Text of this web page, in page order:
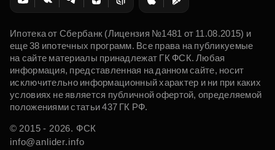
Ипотека от Сбербанк (Лицензия №1481 от 11.08.2015) и
еще 38 ипотечных программ. Все права на публикуемые
на сайте материалы принадлежат ГК ФСК. Любая
информация, представленная на данном сайте, носит
исключительно информационный характер и ни при каких
условиях не является публичной офертой, определяемой
положениями статьи 437 ГК РФ.
© 2015 - 2026. ФСК
info@anlider.info